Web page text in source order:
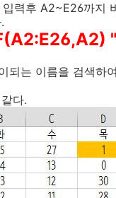
력후 A2~E26까지
"
되는 이름을 검색하
다.